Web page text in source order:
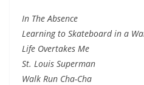
In The Absence
Learning to Skateboard in a
Life Overtakes Me
St. Louis Superman
Walk Run Cha-Cha